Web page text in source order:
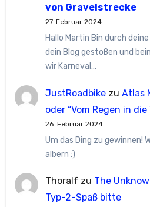
von Gravelstrecke
27. Februar 2024
Hallo Martin Bin durch
dein Blog gestoßen und
wir Karneval…
JustRoadbikezu Atlas
oder “Vom Regen in die
26. Februar 2024
Um das Ding zu gewinnen!
albern :)
Thoralf zu The
Typ-2-Spaß bitte